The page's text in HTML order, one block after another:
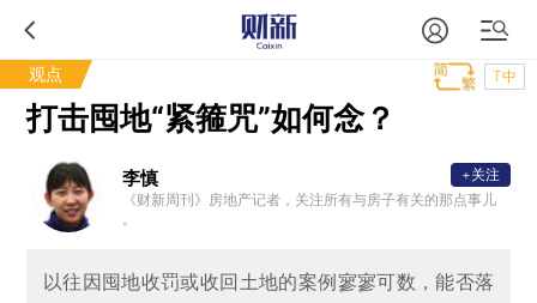
观点 T中
打击囤地“紧箍咒”如何念？
李慎
《财新周刊》房地产记者，关注所有与房子有关的那点事儿
。
+关注
以往因囤地收罚或收回土地的案例寥寥可数，能否落